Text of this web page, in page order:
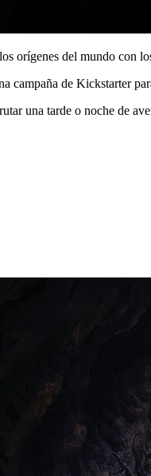
orígenes del mundo con
campaña de Kickstarter
una tarde o noche de